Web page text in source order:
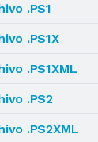
.PS1
.PS1X
.PS1XML
.PS2
.PS2XML